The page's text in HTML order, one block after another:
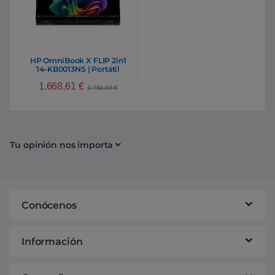
HP OmniBook X FLIP 2in1
14-KB0013NS | Portátil
32GB DDR5 1TB NVMe 14″
1.668,61 € 1.782,03€
Tu opinión nos importa
Conócenos
Información